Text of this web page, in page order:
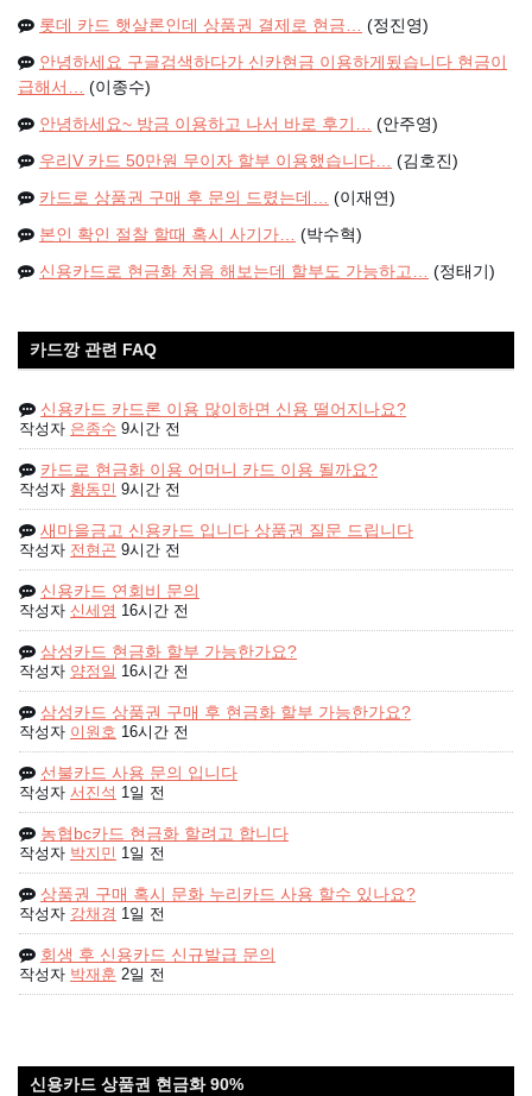
롯데 카드 햇살론인데 상품권 결제로 현금… (정진영)
안녕하세요 구글검색하다가 신카현금 이용하게됬습니다 현금이
급해서… (이종수)
안녕하세요~ 방금 이용하고 나서 바로 후기… (안주영)
우리V 카드 50만원 무이자 할부 이용했습니다… (김호진)
카드로 상품권 구매 후 문의 드렸는데… (이재연)
본인 확인 절찰 할때 혹시 사기가… (박수혁)
신용카드로 현금화 처음 해보는데 할부도 가능하고… (정태기)
카드깡 관련 FAQ
신용카드 카드론 이용 많이하면 신용 떨어지나요?
작성자 은종수 9시간 전
카드로 현금화 이용 어머니 카드 이용 될까요?
작성자 황동민 9시간 전
새마을금고 신용카드 입니다 상품권 질문 드립니다
작성자 전현곤 9시간 전
신용카드 연회비 문의
작성자 신세영 16시간 전
삼성카드 현금화 할부 가능한가요?
작성자 양정일 16시간 전
삼성카드 상품권 구매 후 현금화 할부 가능한가요?
작성자 이원호 16시간 전
선불카드 사용 문의 입니다
작성자 서진석 1일 전
농협bc카드 현금화 할려고 합니다
작성자 박지민 1일 전
상품권 구매 혹시 문화 누리카드 사용 할수 있나요?
작성자 강채경 1일 전
회생 후 신용카드 신규발급 문의
작성자 박재훈 2일 전
신용카드 상품권 현금화 90%